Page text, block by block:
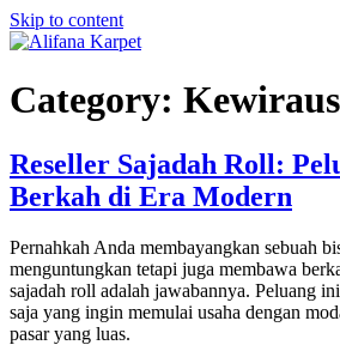
Skip to content
Category:
Reseller Sajadah Roll:
Berkah di Era Modern
Pernahkah Anda membayangkan sebuah
menguntungkan tetapi juga membawa
sajadah roll adalah jawabannya. Peluang
saja yang ingin memulai usaha dengan
pasar yang luas.